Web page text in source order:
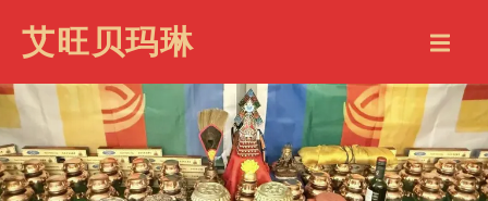
艾旺贝玛琳